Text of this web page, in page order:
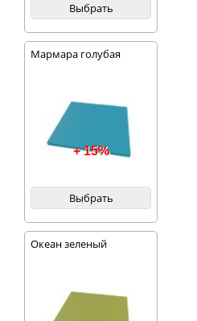
Выбрать
Мармара голубая
+ 15%
Выбрать
Океан зеленый